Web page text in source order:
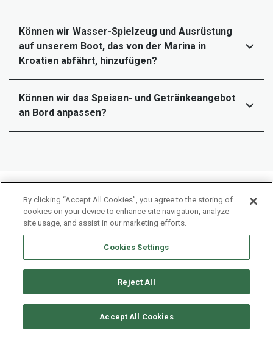
Können wir Wasser-Spielzeug und Ausrüstung
auf unserem Boot, das von der Marina in
Kroatien abfährt, hinzufügen?
Können wir das Speisen- und Getränkeangebot
an Bord anpassen?
By clicking “Accept All Cookies”, you agree to the storing of
cookies on your device to enhance site navigation, analyze
site usage, and assist in our marketing efforts.
Cookies Settings
Reject All
Accept All Cookies